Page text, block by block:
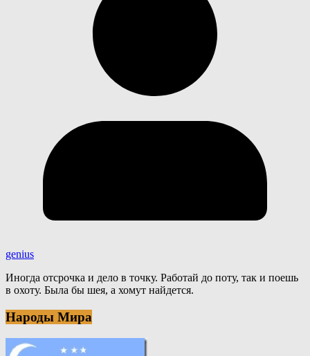
genius
Иногда отсрочка и дело в точку. Работай до поту, так и поешь
в охоту. Была бы шея, а хомут найдется.
Народы Мира